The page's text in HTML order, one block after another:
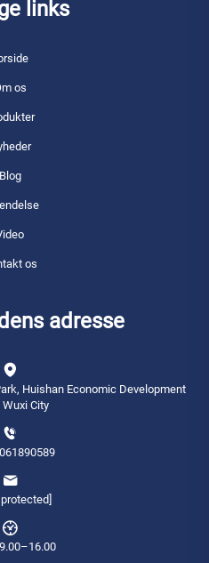
links
os
Blog
os
adresse
Huishan Economic Development
City